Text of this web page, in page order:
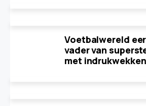
Voetbalwereld
vader van
met